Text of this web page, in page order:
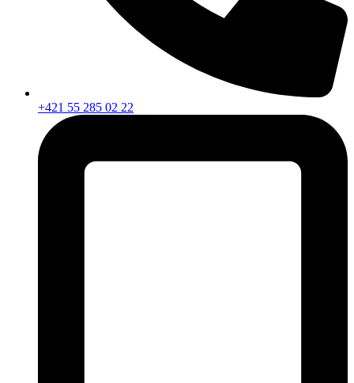
+421 55 285 02 22